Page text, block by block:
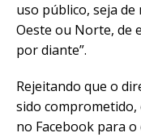
uso público, seja
Oeste ou Norte, de
por diante”.
Rejeitando que o
sido comprometido,
no Facebook para o